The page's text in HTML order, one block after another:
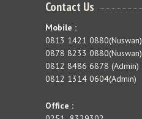
Contact Us
Mobile :
0813 1421 0880(Nuswan)
0878 8233 0880(Nuswan)
0812 8486 6878 (Admin)
0812 1314 0604(Admin)
Office :